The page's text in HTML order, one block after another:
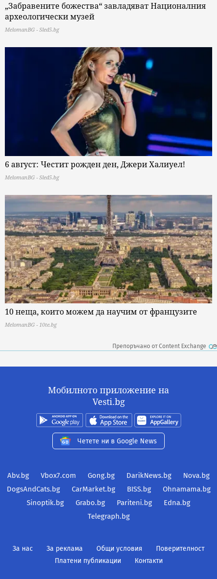
„Забравените божества“ завладяват Националния
археологически музей
MelomanBG - Sled5.bg
6 август: Честит рожден ден, Джери Халиуел!
MelomanBG - Sled5.bg
10 неща, които можем да научим от французите
MelomanBG - 10te.bg
Препоръчано от Content Exchange
Мобилното приложение на
Vesti.bg
Четете ни в Google News
Abv.bg Vbox7.com Gong.bg DarikNews.bg
Nova.bg
DogsAndCats.bg
CarMarket.bg BISS.bg
Ohnamama.bg
Sinoptik.bg
Grabo.bg Pariteni.bg
Edna.bg
Telegraph.bg
За нас За реклама Общи условия
Поверителност
Платени публикации
Контакти